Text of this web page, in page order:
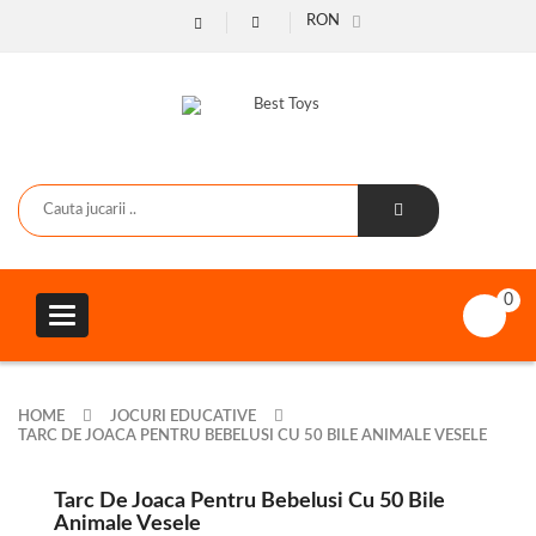
RON
Toggle
navigation
0
HOME
JOCURI EDUCATIVE
TARC DE JOACA PENTRU BEBELUSI CU 50 BILE ANIMALE VESELE
Tarc De Joaca Pentru Bebelusi Cu 50 Bile
Animale Vesele